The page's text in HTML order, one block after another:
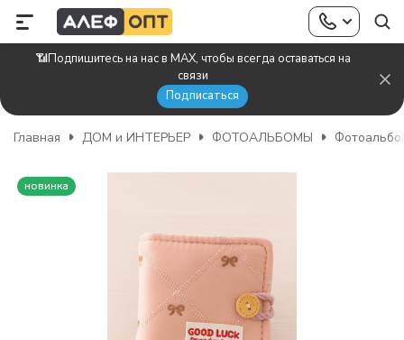
📶Подпишитесь на нас в MAX, чтобы всегда оставаться на
связи
Подписаться
Главная ДОМ и ИНТЕРЬЕР ФОТОАЛЬБОМЫ
новинка